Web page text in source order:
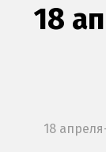
18
18